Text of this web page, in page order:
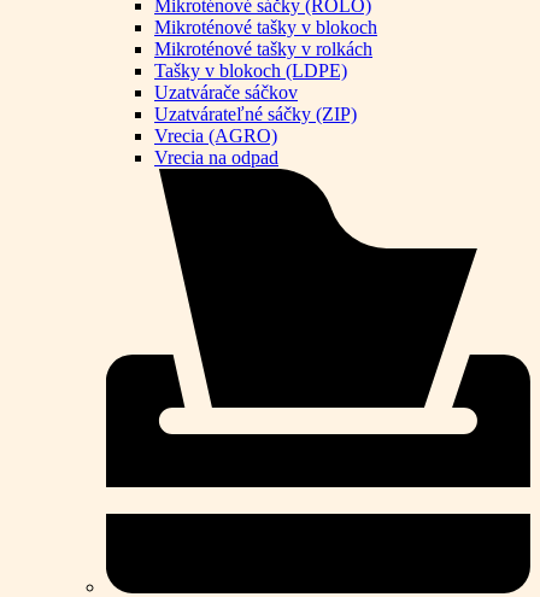
Mikroténové sáčky (ROLO)
Mikroténové tašky v blokoch
Mikroténové tašky v rolkách
Tašky v blokoch (LDPE)
Uzatvárače sáčkov
Uzatvárateľné sáčky (ZIP)
Vrecia (AGRO)
Vrecia na odpad